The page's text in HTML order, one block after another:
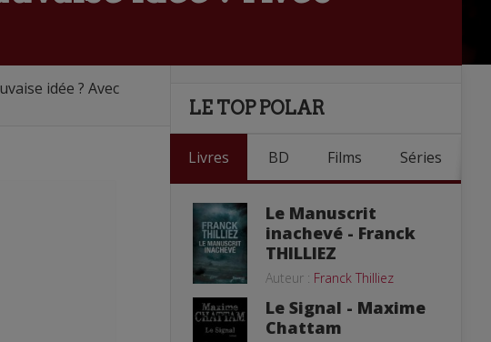
idée ? Avec
LE TOP POLAR
Livres BD Films Séries
Le Manuscrit
inachevé - Franck
THILLIEZ
Auteur : Franck Thilliez
Le Signal - Maxime
Chattam